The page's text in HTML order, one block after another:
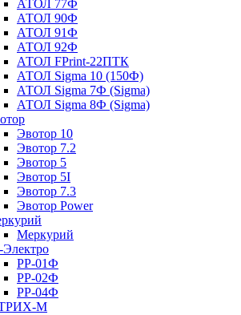
АТОЛ 77Ф
АТОЛ 90Ф
АТОЛ 91Ф
АТОЛ 92Ф
АТОЛ FPrint-22ПТК
АТОЛ Sigma 10 (150Ф)
АТОЛ Sigma 7Ф (Sigma)
АТОЛ Sigma 8Ф (Sigma)
Эвотор 10
Эвотор 7.2
Эвотор 5
Эвотор 5I
Эвотор 7.3
Эвотор Power
Меркурий
РР-01Ф
РР-02Ф
РР-04Ф
М